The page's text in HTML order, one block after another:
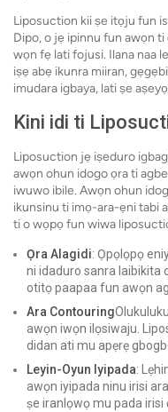
Liposuction kii ṣe itọju fun
Dipo, o jẹ ipinnu fun awọn
wọn fẹ lati fojusi. Ilana naa
iṣẹ abẹ ikunra miiran,
imudara igbaya, lati ṣe
Kini idi ti
Liposuction jẹ iṣeduro
awọn ohun idogo ọra ti
iwuwo ibile. Awọn ohun
ikunsinu ti imọ-ara-ẹni tabi
ti o wọpọ fun wiwa
Ọra Alagidi: Ọpọlọpọ
ni idaduro sanra laibikita
otitọ paapaa fun awọn
Ara Contouring
awọn iwọn ilọsiwaju.
didan ati mu apẹrẹ
Leyin-Oyun Iyipada:
awọn iyipada ninu irisi
ṣe iranlọwọ mu pada irisi